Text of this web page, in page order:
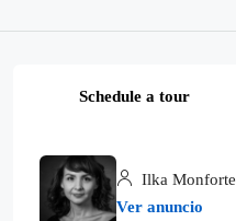
Schedule a tour
Ilka Monforte
Ver anuncio